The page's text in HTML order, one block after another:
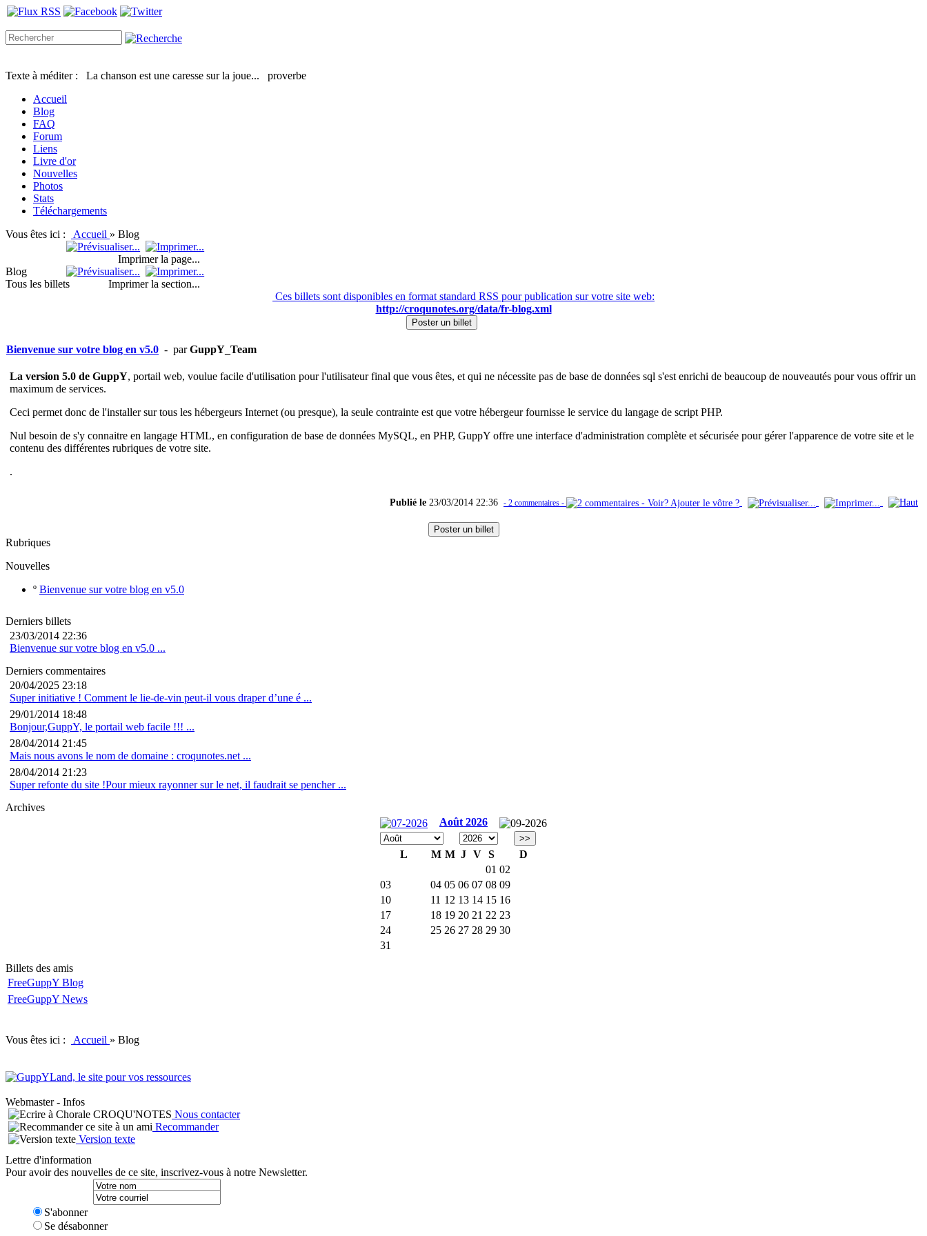
Texte à méditer : La chanson est une caresse sur la joue... proverbe
Accueil
Blog
FAQ
Forum
Liens
Livre d'or
Nouvelles
Photos
Stats
Téléchargements
Vous êtes ici :
Accueil » Blog
Imprimer la page...
Imprimer la section...
Blog
Tous les billets
Ces billets sont disponibles en format standard RSS pour publication sur votre site web:
http://croqunotes.org/data/fr-blog.xml
Poster un billet
Bienvenue sur votre blog en v5.0 - parGuppY_Team
La version 5.0 de GuppY, portail web, voulue facile d'utilisation pour l'utilisateur final que vous êtes, et qui ne nécessite pas de base de données sql s'est enrichi de beaucoup de nouveautés pour vous offrir un
maximum de services.
Ceci permet donc de l'installer sur tous les hébergeurs Internet (ou presque), la seule contrainte est que votre hébergeur fournisse le service du langage de script PHP.
Nul besoin de s'y connaitre en langage HTML, en configuration de base de données MySQL, en PHP, GuppY offre une interface d'administration complète et sécurisée pour gérer l'apparence de votre site et le
contenu des différentes rubriques de votre site.
.
Publié le 23/03/2014 22:36 - 2 commentaires -
Poster un billet
Rubriques
Nouvelles
º Bienvenue sur votre blog en v5.0
Derniers billets
23/03/2014 22:36
Bienvenue sur votre blog en v5.0 ...
Derniers commentaires
20/04/2025 23:18
Super initiative ! Comment le lie-de-vin peut-il vous draper d’une é ...
29/01/2014 18:48
Bonjour,GuppY, le portail web facile !!! ...
28/04/2014 21:45
Mais nous avons le nom de domaine : croqunotes.net ...
28/04/2014 21:23
Super refonte du site !Pour mieux rayonner sur le net, il faudrait se pencher ...
Archives
Août 2026
>>
L M M J V S
D
01 02
03
04 05 06 07 08 09
10
11 12 13 14 15 16
17
18 19 20 21 22 23
24
25 26 27 28 29 30
31
Billets des amis
FreeGuppY Blog
FreeGuppY News
Vous êtes ici : Accueil » Blog
Webmaster - Infos
Nous contacter
Recommander
Version texte
Lettre d'information
Pour avoir des nouvelles de ce site, inscrivez-vous à notre Newsletter.
S'abonner
Se désabonner